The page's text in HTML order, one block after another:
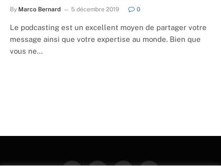
By Marco Bernard 5 décembre 2019 0
Le podcasting est un excellent moyen de partager votre
message ainsi que votre expertise au monde. Bien que
vous ne…